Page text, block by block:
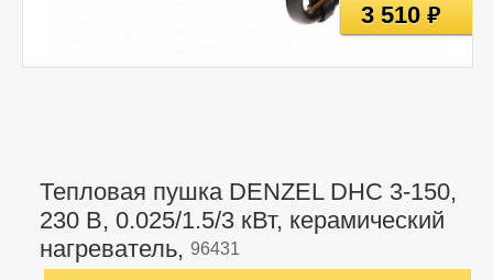
Тепловая пушка DENZEL DHC 3-150,
230 В, 0.025/1.5/3 кВт, керамический
нагреватель, 96431
3 510руб